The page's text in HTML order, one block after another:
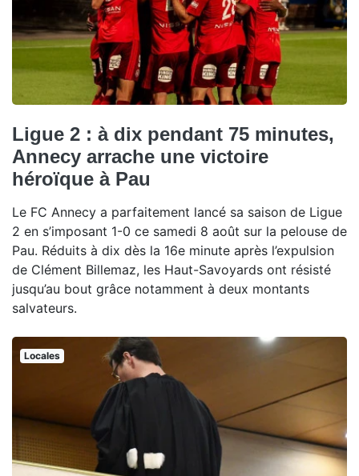
Ligue 2 : à dix pendant 75 minutes,
Annecy arrache une victoire
héroïque à Pau
Le FC Annecy a parfaitement lancé sa saison de Ligue
2 en s’imposant 1-0 ce samedi 8 août sur la pelouse de
Pau. Réduits à dix dès la 16e minute après l’expulsion
de Clément Billemaz, les Haut-Savoyards ont résisté
jusqu’au bout grâce notamment à deux montants
salvateurs.
Locales